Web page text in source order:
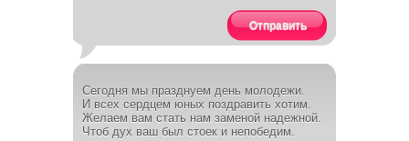
Отправить
Сегодня мы празднуем день молодежи.
И всех сердцем юных поздравить хотим.
Желаем вам стать нам заменой надежной.
Чтоб дух ваш был стоек и непобедим.